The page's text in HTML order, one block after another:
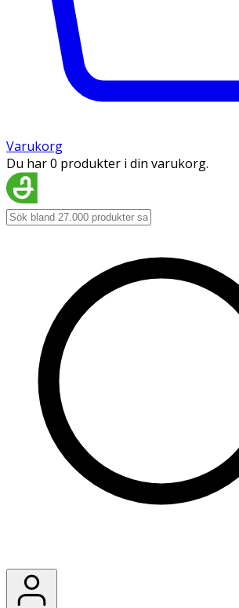
Varukorg
Du har 0 produkter i din varukorg.